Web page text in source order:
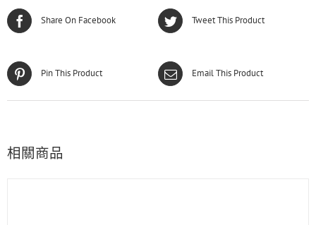
Share On Facebook Tweet This Product
Pin This Product Email This Product
相關商品